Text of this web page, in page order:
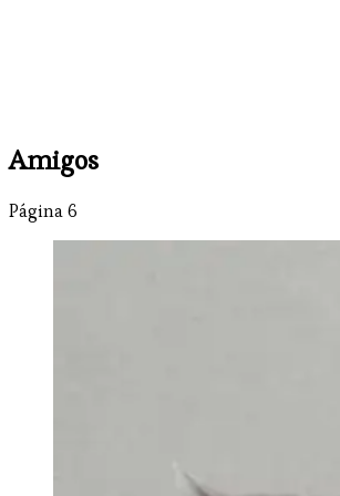
Amigos
Página 6